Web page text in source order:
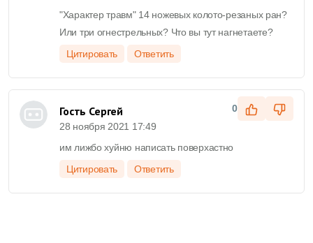
"Характер травм" 14 ножевых колото-резаных ран?
Или три огнестрельных? Что вы тут нагнетаете?
Цитировать
Ответить
Гость Сергей
28 ноября 2021 17:49
0
им лижбо хуйню написать поверхастно
Цитировать
Ответить